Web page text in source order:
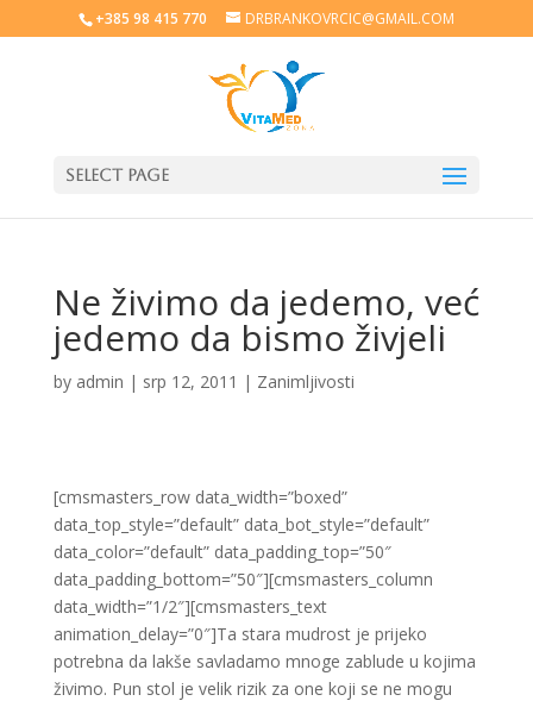
+385 98 415 770 DRBRANKOVRCIC@GMAIL.COM
Select Page
Ne živimo da jedemo, već
jedemo da bismo živjeli
by admin | srp 12, 2011 | Zanimljivosti
[cmsmasters_row data_width=”boxed”
data_top_style=”default” data_bot_style=”default”
data_color=”default” data_padding_top=”50″
data_padding_bottom=”50″][cmsmasters_column
data_width=”1/2″][cmsmasters_text
animation_delay=”0″]Ta stara mudrost je prijeko
potrebna da lakše savladamo mnoge zablude u kojima
živimo. Pun stol je velik rizik za one koji se ne mogu